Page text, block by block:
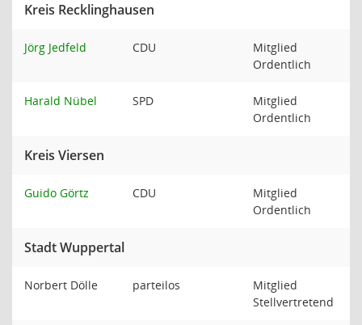
Kreis Recklinghausen
Jörg Jedfeld CDU
Mitglied
Ordentlich
Harald Nübel SPD
Mitglied
Ordentlich
Kreis Viersen
Guido Görtz CDU
Mitglied
Ordentlich
Stadt Wuppertal
Norbert Dölle parteilos
Mitglied
Stellvertretend